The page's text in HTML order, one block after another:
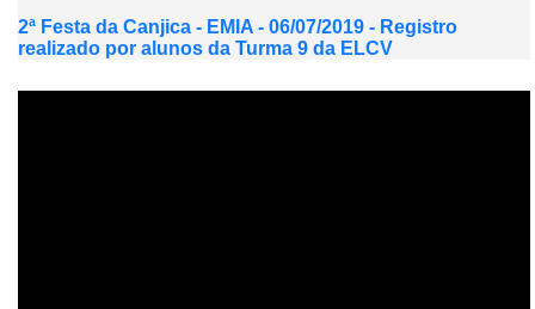
2ª Festa da Canjica - EMIA - 06/07/2019 - Registro
realizado por alunos da Turma 9 da ELCV